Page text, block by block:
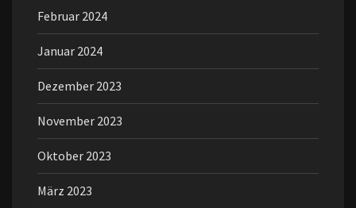
Februar 2024
Januar 2024
Dezember 2023
November 2023
Oktober 2023
März 2023